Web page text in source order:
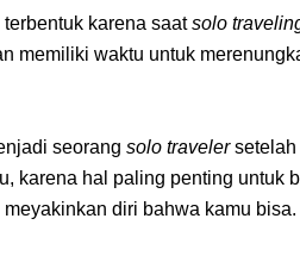
karena saatsolo
memiliki waktu untuk
seorang solo traveler
karena hal paling penting untuk
diri bahwa kamu bisa.